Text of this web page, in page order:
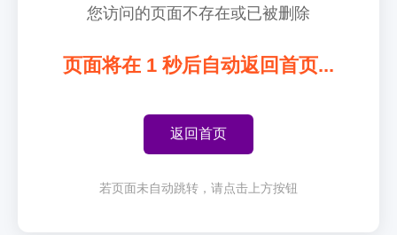
您访问的页面不存在或已被删除
页面将在 1 秒后自动返回首页...
返回首页
若页面未自动跳转，请点击上方按钮